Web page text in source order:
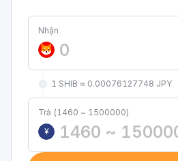
Nhận
1 SHIB ≈ 0.00076127748 JPY
Trả (1460 ~ 1500000)
¥